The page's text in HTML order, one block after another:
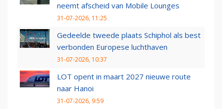
neemt afscheid van Mobile Lounges
31-07-2026, 11:25
Gedeelde tweede plaats Schiphol als best
verbonden Europese luchthaven
31-07-2026, 10:37
LOT opent in maart 2027 nieuwe route
naar Hanoi
31-07-2026, 9:59